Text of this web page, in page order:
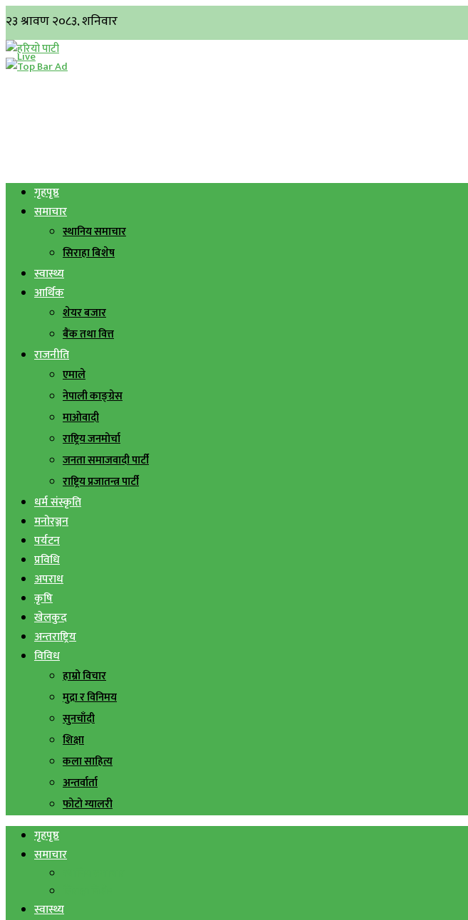
गृहपृष्ठ
समाचार
स्थानिय समाचार
सिराहा बिशेष
स्वास्थ्य
आर्थिक
शेयर बजार
बैंक तथा वित्त
राजनीति
एमाले
नेपाली काङ्ग्रेस
माओवादी
राष्ट्रिय जनमोर्चा
जनता समाजवादी पार्टी
राष्ट्रिय प्रजातन्त्र पार्टी
धर्म संस्कृति
मनोरञ्जन
पर्यटन
प्रविधि
अपराध
कृषि
खेलकुद
अन्तराष्ट्रिय
विविध
हाम्रो विचार
मुद्रा र विनिमय
सुनचाँदी
शिक्षा
कला साहित्य
अन्तर्वार्ता
फोटो ग्यालरी
गृहपृष्ठ
समाचार
स्वास्थ्य